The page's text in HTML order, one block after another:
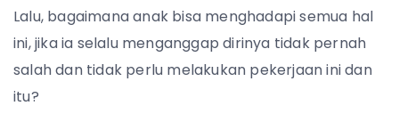
Lalu, bagaimana anak bisa menghadapi semua hal
ini, jika ia selalu menganggap dirinya tidak pernah
salah dan tidak perlu melakukan pekerjaan ini dan
itu?